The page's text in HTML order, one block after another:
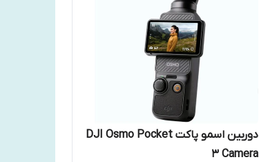
دوربین اسمو پاکت DJI Osmo Pocket
3 Camera